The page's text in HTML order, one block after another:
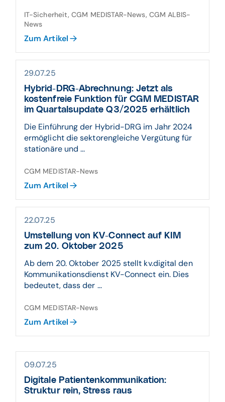
IT-Sicherheit, CGM MEDISTAR-News, CGM ALBIS-
News
Zum Artikel
29.07.25
Hybrid-DRG-Abrechnung: Jetzt als
kostenfreie Funktion für CGM MEDISTAR
im Quartalsupdate Q3/2025 erhältlich
Die Einführung der Hybrid-DRG im Jahr 2024
ermöglicht die sektorengleiche Vergütung für
stationäre und ...
CGM MEDISTAR-News
Zum Artikel
22.07.25
Umstellung von KV-Connect auf KIM
zum 20. Oktober 2025
Ab dem 20. Oktober 2025 stellt kv.digital den
Kommunikationsdienst KV-Connect ein. Dies
bedeutet, dass der ...
CGM MEDISTAR-News
Zum Artikel
09.07.25
Digitale Patientenkommunikation:
Struktur rein, Stress raus